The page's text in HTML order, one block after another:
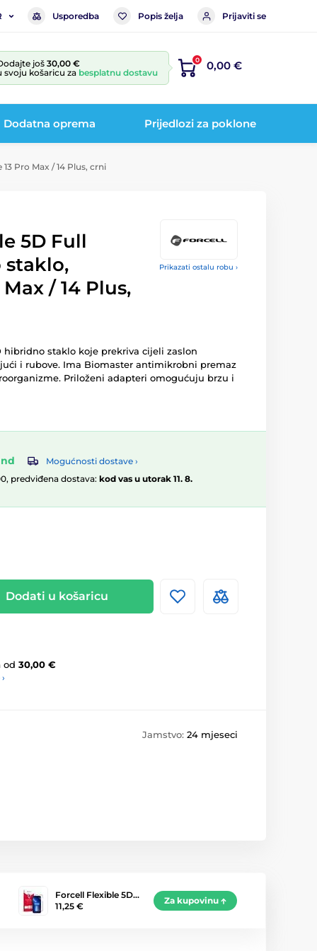
Usporedba Popis želja Prijaviti se
još30,00 €
svoju košaricu za besplatnu dostavu
0 0,00 €
Dodatna oprema Prijedlozi za poklone
Pro Max / 14 Plus, crni
Prikazati ostalu robu ›
5D Full
staklo,
/ 14 Plus,
hibridno staklo koje prekriva cijeli zaslon
i rubove. Ima Biomaster antimikrobni premaz
Priloženi adapteri omogućuju brzu i
Mogućnosti dostave ›
predviđena dostava: kod vas u utorak 11. 8.
Dodati u košaricu
od 30,00 €
Jamstvo: 24 mjeseci
Forcell Flexible 5D…
11,25 €
Za kupovinu